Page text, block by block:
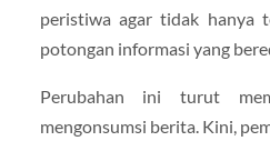
peristiwa agar tidak hanya
potongan informasi yang
Perubahan ini turut
mengonsumsi berita. Kini,